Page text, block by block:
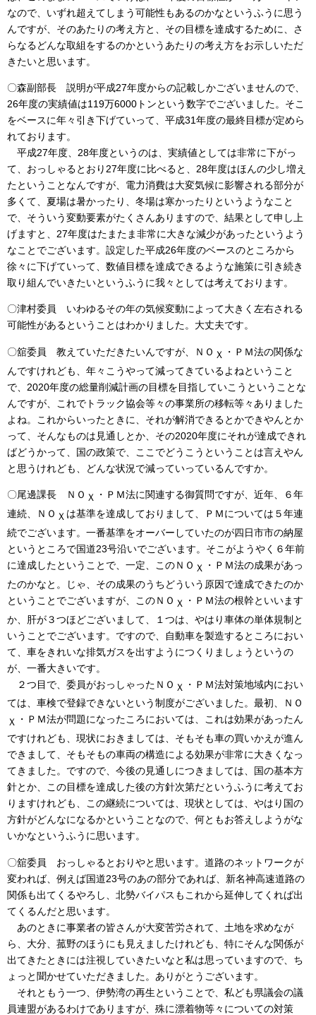
なので、いずれ超えてしまう可能性もあるのかなというふうに思う
んですが、そのあたりの考え方と、その目標を達成するために、さ
らなるどんな取組をするのかというあたりの考え方をお示しいただ
きたいと思います。
〇森副部長 説明が平成27年度からの記載しかございませんので、
26年度の実績値は119万6000トンという数字でございました。そこ
をベースに年々引き下げていって、平成31年度の最終目標が定めら
れております。
平成27年度、28年度というのは、実績値としては非常に下がっ
て、おっしゃるとおり27年度に比べると、28年度はほんの少し増え
たということなんですが、電力消費は大変気候に影響される部分が
多くて、夏場は暑かったり、冬場は寒かったりというようなこと
で、そういう変動要素がたくさんありますので、結果として申し上
げますと、27年度はたまたま非常に大きな減少があったというよう
なことでございます。設定した平成26年度のベースのところから
徐々に下げていって、数値目標を達成できるような施策に引き続き
取り組んでいきたいというふうに我々としては考えております。
〇津村委員 いわゆるその年の気候変動によって大きく左右される
可能性があるということはわかりました。大丈夫です。
〇舘委員 教えていただきたいんですが、ＮＯ Ｘ ・ＰＭ法の関係な
んですけれども、年々こうやって減ってきているよねということ
で、2020年度の総量削減計画の目標を目指していこうということな
んですが、これでトラック協会等々の事業所の移転等々ありました
よね。これからいったときに、それが解消できるとかできやんとか
って、そんなものは見通しとか、その2020年度にそれが達成できれ
ばどうかって、国の政策で、ここでどうこうということは言えやん
と思うけれども、どんな状況で減っていっているんですか。
〇尾邊課長 ＮＯ Ｘ ・ＰＭ法に関連する御質問ですが、近年、６年
連続、ＮＯ Ｘ は基準を達成しておりまして、ＰＭについては５年連
続でございます。一番基準をオーバーしていたのが四日市市の納屋
というところで国道23号沿いでございます。そこがようやく６年前
に達成したということで、一定、このＮＯ Ｘ ・ＰＭ法の成果があっ
たのかなと。じゃ、その成果のうちどういう原因で達成できたのか
ということでございますが、このＮＯ Ｘ ・ＰＭ法の根幹といいます
か、肝が３つほどございまして、１つは、やはり車体の単体規制と
いうことでございます。ですので、自動車を製造するところにおい
て、車をきれいな排気ガスを出すようにつくりましょうというの
が、一番大きいです。
２つ目で、委員がおっしゃったＮＯ Ｘ ・ＰＭ法対策地域内におい
ては、車検で登録できないという制度がございました。最初、ＮＯ
Ｘ ・ＰＭ法が問題になったころにおいては、これは効果があったん
ですけれども、現状におきましては、そもそも車の買いかえが進ん
できまして、そもそもの車両の構造による効果が非常に大きくなっ
てきました。ですので、今後の見通しにつきましては、国の基本方
針とか、この目標を達成した後の方針次第だというふうに考えてお
りますけれども、この継続については、現状としては、やはり国の
方針がどんなになるかということなので、何ともお答えしようがな
いかなというふうに思います。
〇舘委員 おっしゃるとおりやと思います。道路のネットワークが
変われば、例えば国道23号のあの部分であれば、新名神高速道路の
関係も出てくるやろし、北勢バイパスもこれから延伸してくれば出
てくるんだと思います。
あのときに事業者の皆さんが大変苦労されて、土地を求めなが
ら、大分、菰野のほうにも見えましたけれども、特にそんな関係が
出てきたときには注視していきたいなと私は思っていますので、ち
ょっと聞かせていただきました。ありがとうございます。
それともう一つ、伊勢湾の再生ということで、私ども県議会の議
員連盟があるわけでありますが、殊に漂着物等々についての対策